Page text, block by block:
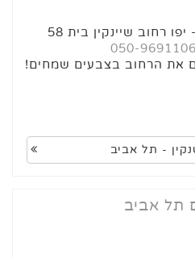
רחוב שיינקין בית 58
050-9691106
את הרחוב בצבעים שמחים!
- תל אביב
תל אביב